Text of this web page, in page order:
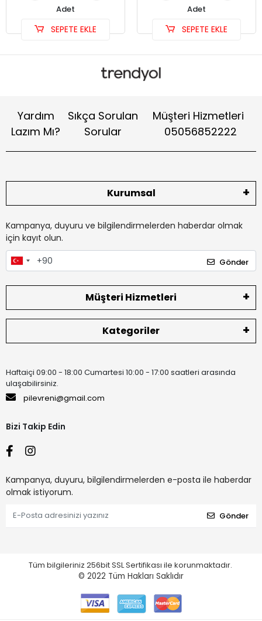
Adet
SEPETE EKLE
Adet
SEPETE EKLE
Yardım
Lazım Mı?
Sıkça Sorulan
Sorular
Müşteri Hizmetleri
05056852222
Kurumsal
Kampanya, duyuru ve bilgilendirmelerden haberdar olmak
için kayıt olun.
Gönder
Müşteri Hizmetleri
Kategoriler
Haftaiçi 09:00 - 18:00 Cumartesi 10:00 - 17:00 saatleri arasında
ulaşabilirsiniz.
pilevreni@gmail.com
Bizi Takip Edin
Kampanya, duyuru, bilgilendirmelerden e-posta ile haberdar
olmak istiyorum.
Gönder
Tüm bilgileriniz 256bit SSL Sertifikası ile korunmaktadır.
© 2022 Tüm Hakları Saklıdır